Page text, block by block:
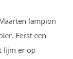
lampion
Eerst een
lijm er op